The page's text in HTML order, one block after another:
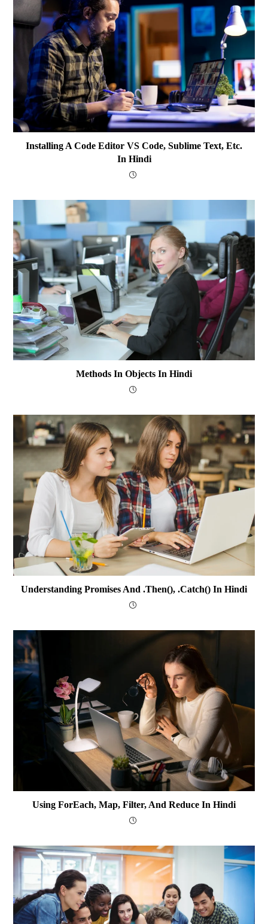
Installing A Code Editor VS Code, Sublime Text, Etc.
In Hindi
Methods In Objects In Hindi
Understanding Promises And .then(), .catch() In Hindi
Using ForEach, Map, Filter, And Reduce In Hindi